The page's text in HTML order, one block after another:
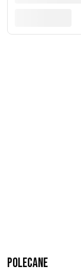
Polecane